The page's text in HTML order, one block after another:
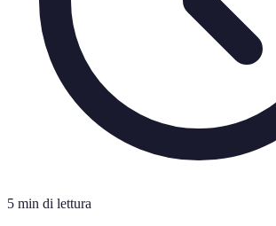
5 min di lettura